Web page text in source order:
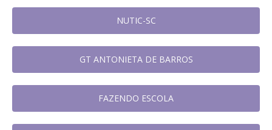
NUTIC-SC
GT ANTONIETA DE BARROS
FAZENDO ESCOLA